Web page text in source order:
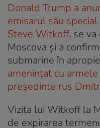
Donald Trump a
emisarul său
Steve Witkoff, se
Moscova și a
submarine în
amenințat cu
președinte rus
Vizita lui Witkoff la
de expirarea